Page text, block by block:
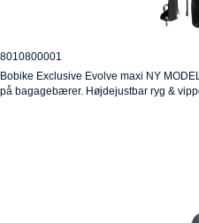
8010800001
Bobike Exclusive Evolve maxi NY
på bagagebærer. Højdejustbar ryg &